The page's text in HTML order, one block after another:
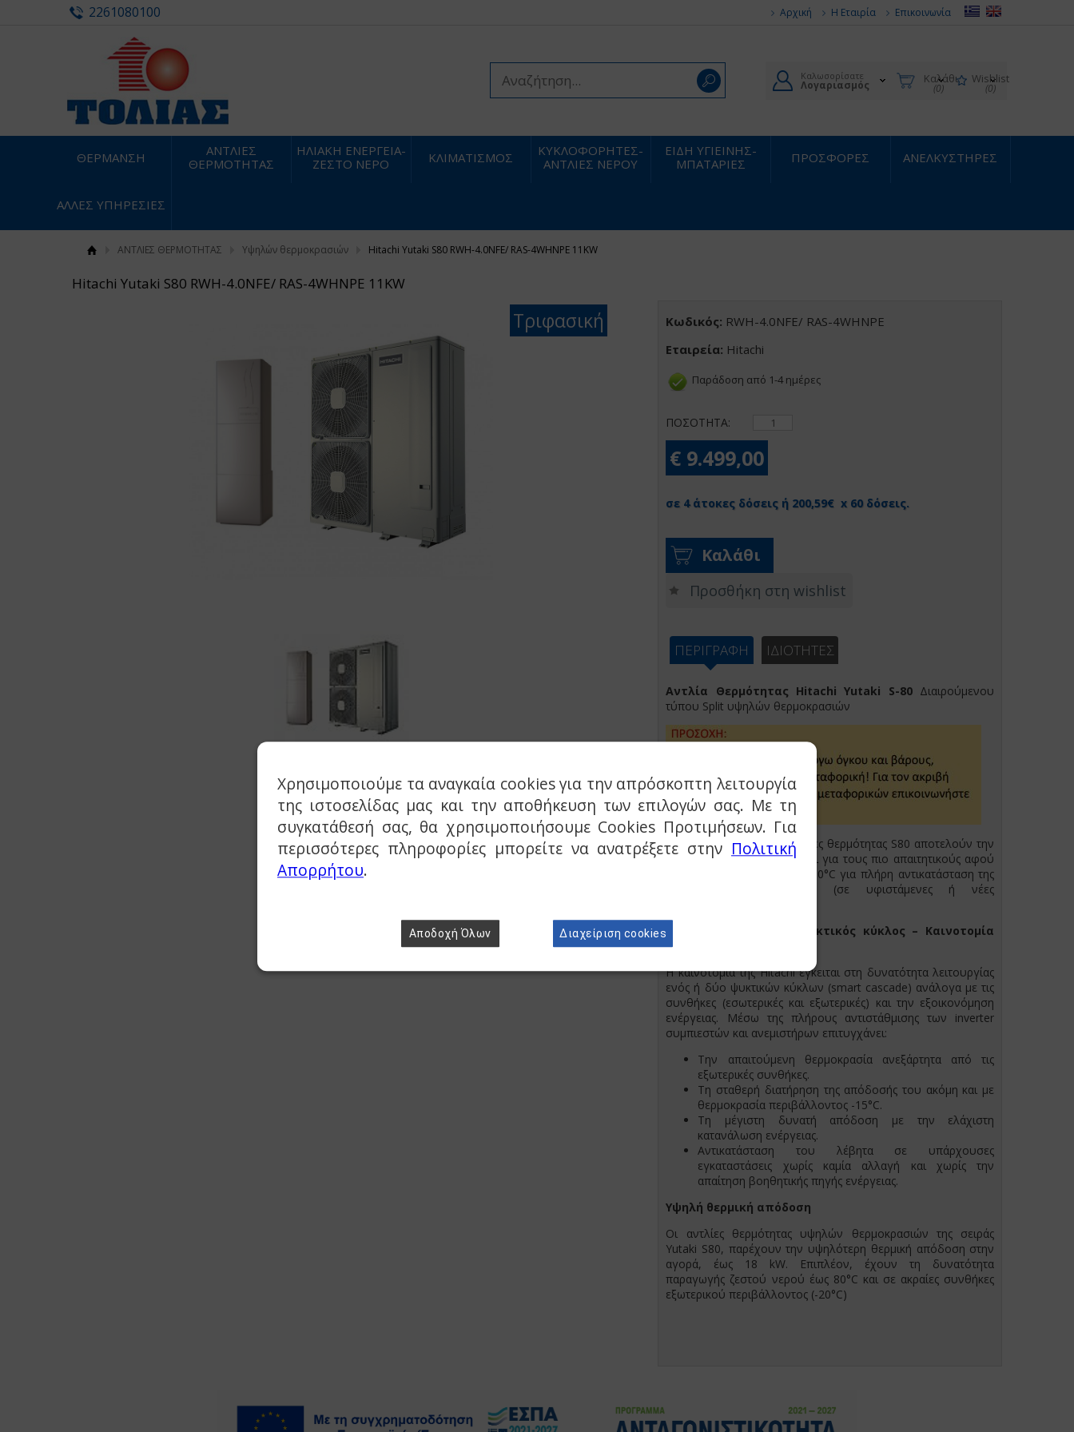
2261080100 Αρχική Η Εταιρία Επικοινωνία
Καλωσορίσατε
Λογαριασμός Καλάθι
(0)
Wishlist
(0)
ΘΕΡΜΑΝΣΗ
ΑΝΤΛΙΕΣ
ΘΕΡΜΟΤΗΤΑΣ
ΗΛΙΑΚΗ ΕΝΕΡΓΕΙΑ-
ΖΕΣΤΟ ΝΕΡΟ
ΚΛΙΜΑΤΙΣΜΟΣ
ΚΥΚΛΟΦΟΡΗΤΕΣ-
ΑΝΤΛΙΕΣ ΝΕΡΟΥ
ΕΙΔΗ ΥΓΙΕΙΝΗΣ-
ΜΠΑΤΑΡΙΕΣ
ΠΡΟΣΦΟΡΕΣ ΑΝΕΛΚΥΣΤΗΡΕΣ
ΑΛΛΕΣ ΥΠΗΡΕΣΙΕΣ
ΑΝΤΛΙΕΣ ΘΕΡΜΟΤΗΤΑΣ Υψηλών θερμοκρασιών Hitachi Yutaki S80 RWH-4.0NFE/ RAS-4WHNPE 11KW
Hitachi Yutaki S80 RWH-4.0NFE/ RAS-4WHNPE 11KW
Τριφασική Κωδικός: RWH-4.0NFE/ RAS-4WHNPE
Εταιρεία: Hitachi
Παράδοση από 1-4 ημέρες
ΠΟΣΟΤΗΤΑ:
€ 9.499,00
σε 4 άτοκες δόσεις ή 200,59€ x 60 δόσεις.
Καλάθι
Προσθήκη στη wishlist
ΠΕΡΙΓΡΑΦΗ ΙΔΙΟΤΗΤΕΣ
Αντλία Θερμότητας Hitachi Υutaki S-80 Διαιρούμενου
τύπου Split υψηλών θερμοκρασιών
Οι νέες διαιρούμενες αντλίες θερμότητας S80 αποτελούν την
έξυπνη και ιδανική λύση και για τους πιο απαιτητικούς αφού
μπορεί να παρέχουν νερό 80°C για πλήρη αντικατάσταση της
λειτουργίας του λέβητα (σε υφιστάμενες ή νέες
Έξυπνος διαδοχικός ψυκτικός κύκλος – Καινοτομία
Hitachi
Η καινοτομία της Hitachi έγκειται στη δυνατότητα λειτουργίας
ενός ή δύο ψυκτικών κύκλων (smart cascade) ανάλογα με τις
συνθήκες (εσωτερικές και εξωτερικές) και την εξοικονόμηση
ενέργειας. Μέσω της πλήρους αντιστάθμισης των inverter
συμπιεστών και ανεμιστήρων επιτυγχάνει:
Tην απαιτούμενη θερμοκρασία ανεξάρτητα από τις
εξωτερικές συνθήκες.
Tη σταθερή διατήρηση της απόδοσής του ακόμη και με
θερμοκρασία περιβάλλοντος -15°C.
Tη μέγιστη δυνατή απόδοση με την ελάχιστη
κατανάλωση ενέργειας.
Αντικατάσταση του λέβητα σε υπάρχουσες
εγκαταστάσεις χωρίς καμία αλλαγή και χωρίς την
απαίτηση βοηθητικής πηγής ενέργειας.
Υψηλή θερμική απόδοση
Οι αντλίες θερμότητας υψηλών θερμοκρασιών της σειράς
Yutaki S80, παρέχουν την υψηλότερη θερμική απόδοση στην
αγορά, έως 18 kW. Επιπλέον, έχουν τη δυνατότητα
παραγωγής ζεστού νερού έως 80°C και σε ακραίες συνθήκες
εξωτερικού περιβάλλοντος (-20°C)
Χρησιμοποιούμε τα αναγκαία cookies για την απρόσκοπτη λειτουργία
της ιστοσελίδας μας και την αποθήκευση των επιλογών σας. Με τη
συγκατάθεσή σας, θα χρησιμοποιήσουμε Cookies Προτιμήσεων. Για
περισσότερες πληροφορίες μπορείτε να ανατρέξετε στην Πολιτική
Απορρήτου.
Αποδοχή Όλων Διαχείριση cookies